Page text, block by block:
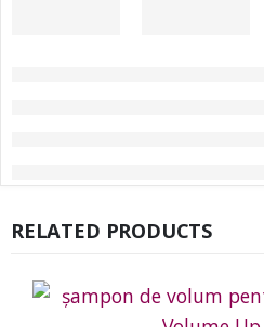
RELATED PRODUCTS